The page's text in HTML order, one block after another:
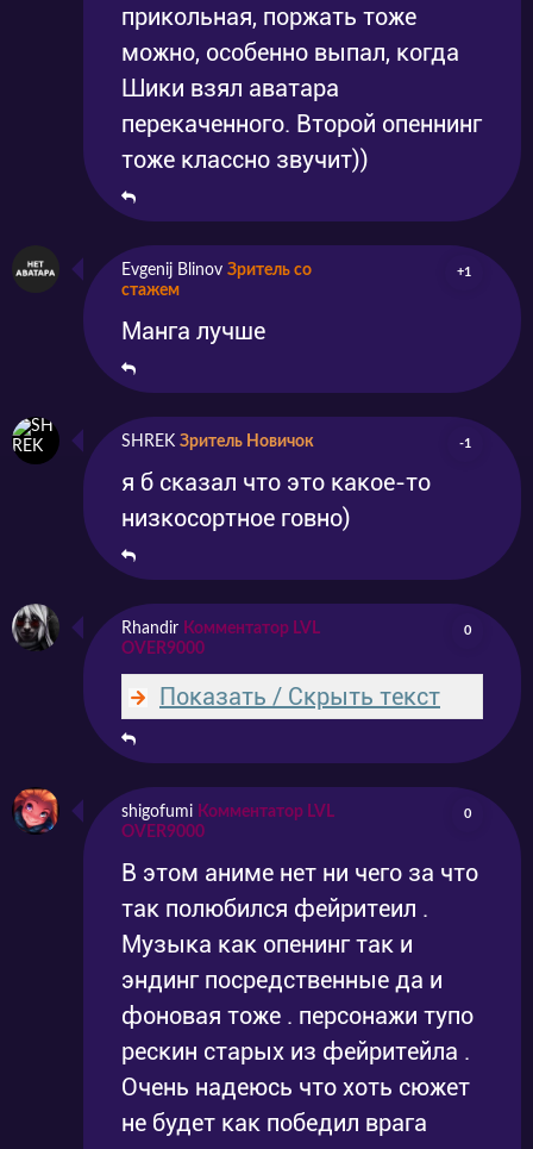
прикольная, поржать тоже
можно, особенно выпал, когда
Шики взял аватара
перекаченного. Второй опеннинг
тоже классно звучит))
Evgenij Blinov Зритель со
стажем
+1
Манга лучше
SHREK Зритель Новичок -1
я б сказал что это какое-то
низкосортное говно)
Rhandir Комментатор LVL
OVER9000
0
Показать / Скрыть текст
shigofumi Комментатор LVL
OVER9000
0
В этом аниме нет ни чего за что
так полюбился фейритеил .
Музыка как опенинг так и
эндинг посредственные да и
фоновая тоже . персонажи тупо
рескин старых из фейритейла .
Очень надеюсь что хоть сюжет
не будет как победил врага